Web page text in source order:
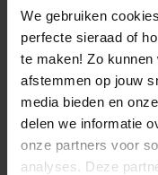
We gebruiken
perfecte sieraad of
te maken! Zo
afstemmen op jouw
media bieden en
delen we informatie
onze partners voor
analyses. Deze